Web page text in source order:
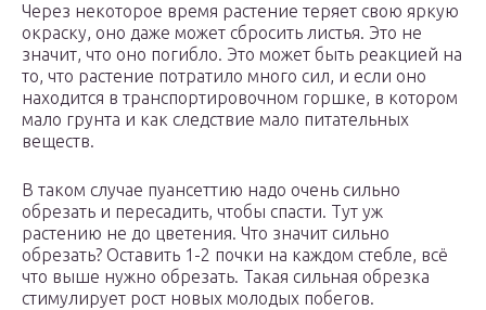
Через некоторое время растение теряет свою яркую
окраску, оно даже может сбросить листья. Это не
значит, что оно погибло. Это может быть реакцией на
то, что растение потратило много сил, и если оно
находится в транспортировочном горшке, в котором
мало грунта и как следствие мало питательных
веществ.
В таком случае пуансеттию надо очень сильно
обрезать и пересадить, чтобы спасти. Тут уж
растению не до цветения. Что значит сильно
обрезать? Оставить 1-2 почки на каждом стебле, всё
что выше нужно обрезать. Такая сильная обрезка
стимулирует рост новых молодых побегов.